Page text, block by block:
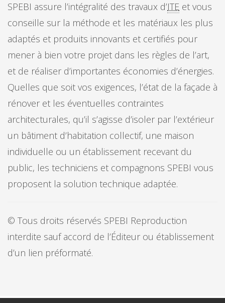
SPEBI assure l’intégralité des travaux d’ITE et vous
conseille sur la méthode et les matériaux les plus
adaptés et produits innovants et certifiés pour
mener à bien votre projet dans les règles de l’art,
et de réaliser d’importantes économies d’énergies.
Quelles que soit vos exigences, l’état de la façade à
rénover et les éventuelles contraintes
architecturales, qu’il s’agisse d’isoler par l’extérieur
un bâtiment d’habitation collectif, une maison
individuelle ou un établissement recevant du
public, les techniciens et compagnons SPEBI vous
proposent la solution technique adaptée.
© Tous droits réservés SPEBI Reproduction
interdite sauf accord de l’Éditeur ou établissement
d’un lien préformaté.